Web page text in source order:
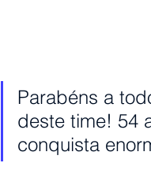
Parabéns a
deste time! 54
conquista